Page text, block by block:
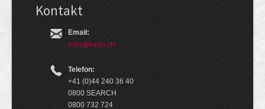
Kontakt
Email:
info@help.ch
Telefon:
+41 (0)44 240 36 40
0800 SEARCH
0800 732 724